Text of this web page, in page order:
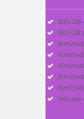
300 GB
550 GB
Incluye